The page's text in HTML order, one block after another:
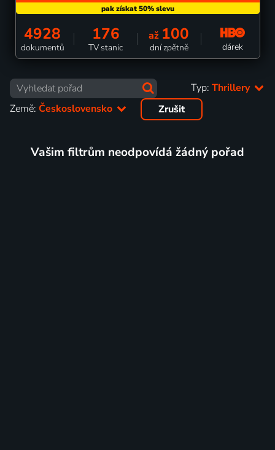
4928
dokumentů
176
TV stanic
až 100
dní zpětně dárek
Typ: Thrillery
Země: Československo Zrušit
Vašim filtrům neodpovídá žádný pořad